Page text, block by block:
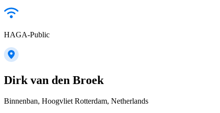
HAGA-Public
Dirk van den Broek
Binnenban, Hoogvliet Rotterdam, Netherlands